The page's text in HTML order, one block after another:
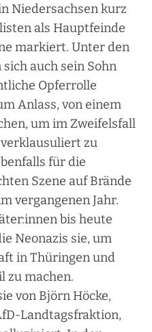
Niedersachsen kurz
als Hauptfeinde
markiert. Unter den
auch sein Sohn
Opferrolle
Anlass, von einem
um im Zweifelsfall
zu
für die
Szene auf Brände
vergangenen Jahr.
bis heute
Neonazis sie, um
in Thüringen und
zu machen.
von Björn Höcke,
Landtagsfraktion,